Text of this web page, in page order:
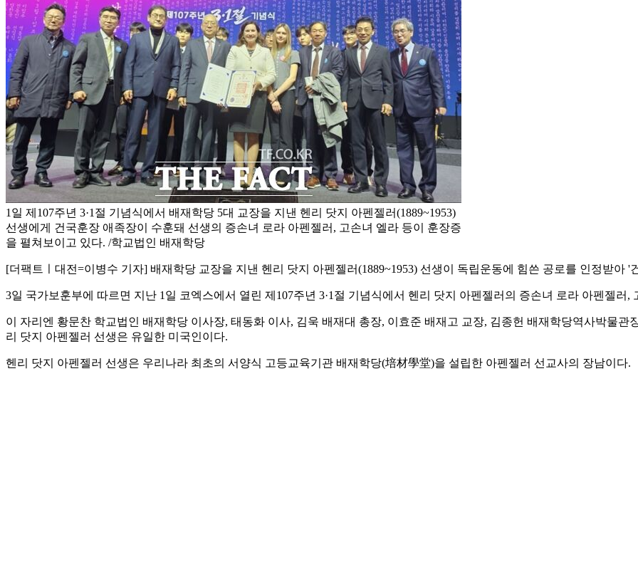
1일 제107주년 3·1절 기념식에서 배재학당 5대 교장을 지낸 헨리 닷지 아펜젤러(1889~1953)
선생에게 건국훈장 애족장이 수훈돼 선생의 증손녀 로라 아펜젤러, 고손녀 엘라 등이 훈장증
을 펼쳐보이고 있다. /학교법인 배재학당
[더팩트ㅣ대전=이병수 기자] 배재학당 교장을 지낸 헨리 닷지 아펜젤러(1889~1953) 선생이 독립운동에 힘쓴 공로를 인정받아 '
3일 국가보훈부에 따르면 지난 1일 코엑스에서 열린 제107주년 3·1절 기념식에서 헨리 닷지 아펜젤러의 증손녀 로라 아펜젤러
이 자리엔 황문찬 학교법인 배재학당 이사장, 태동화 이사, 김욱 배재대 총장, 이효준 배재고 교장, 김종헌 배재학당역사박물관
리 닷지 아펜젤러 선생은 유일한 미국인이다.
헨리 닷지 아펜젤러 선생은 우리나라 최초의 서양식 고등교육기관 배재학당(培材學堂)을 설립한 아펜젤러 선교사의 장남이다.